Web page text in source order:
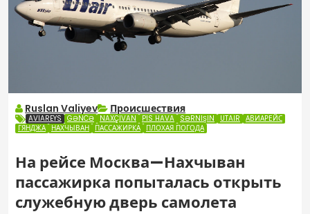
Ruslan Valiyev Происшествия
AVIAREYS GƏNCƏ NAXÇIVAN PIS HAVA SƏRNIŞIN UTAIR АВИАРЕЙС
ГЯНДЖА НАХЧЫВАН ПАССАЖИРКА ПЛОХАЯ ПОГОДА
На рейсе Москва—Нахчыван
пассажирка попыталась открыть
служебную дверь самолета